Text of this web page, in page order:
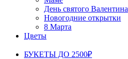
День святого Валентина
Новогодние открытки
8 Марта
Цветы
БУКЕТЫ ДО 2500₽